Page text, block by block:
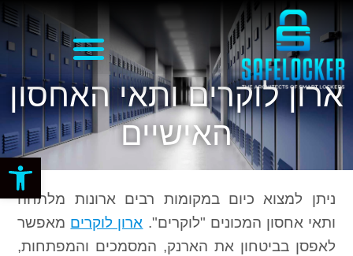
פתח
ארון לוקרים ותאי האחסון
האישיים
ניתן למצוא כיום במקומות רבים ארונות מלתחה
ותאי אחסון המכונים "לוקרים". ארון לוקרים מאפשר
לאפסן בביטחון את הארנק, המסמכים והמפתחות,